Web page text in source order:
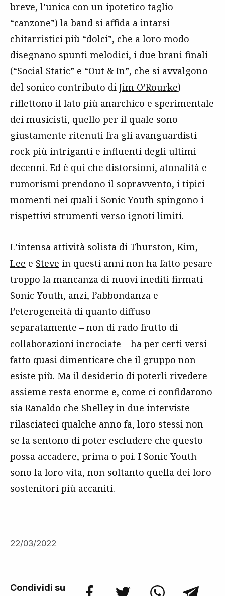
breve, l’unica con un ipotetico taglio
“canzone”) la band si affida a intarsi
chitarristici più “dolci”, che a loro modo
disegnano spunti melodici, i due brani finali
(“Social Static” e “Out & In”, che si avvalgono
del sonico contributo di Jim O’Rourke)
riflettono il lato più anarchico e sperimentale
dei musicisti, quello per il quale sono
giustamente ritenuti fra gli avanguardisti
rock più intriganti e influenti degli ultimi
decenni. Ed è qui che distorsioni, atonalità e
rumorismi prendono il sopravvento, i tipici
momenti nei quali i Sonic Youth spingono i
rispettivi strumenti verso ignoti limiti.
L’intensa attività solista di Thurston, Kim,
Lee e Steve in questi anni non ha fatto pesare
troppo la mancanza di nuovi inediti firmati
Sonic Youth, anzi, l’abbondanza e
l’eterogeneità di quanto diffuso
separatamente – non di rado frutto di
collaborazioni incrociate – ha per certi versi
fatto quasi dimenticare che il gruppo non
esiste più. Ma il desiderio di poterli rivedere
assieme resta enorme e, come ci confidarono
sia Ranaldo che Shelley in due interviste
rilasciateci qualche anno fa, loro stessi non
se la sentono di poter escludere che questo
possa accadere, prima o poi. I Sonic Youth
sono la loro vita, non soltanto quella dei loro
sostenitori più accaniti.
22/03/2022
Condividi su